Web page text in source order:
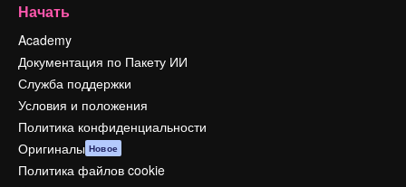
Начать
Academy
Документация по Пакету ИИ
Служба поддержки
Условия и положения
Политика конфиденциальности
Оригиналы Новое
Политика файлов cookie